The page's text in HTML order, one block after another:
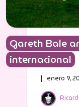
Gareth Bale
internacional
| enero 9,